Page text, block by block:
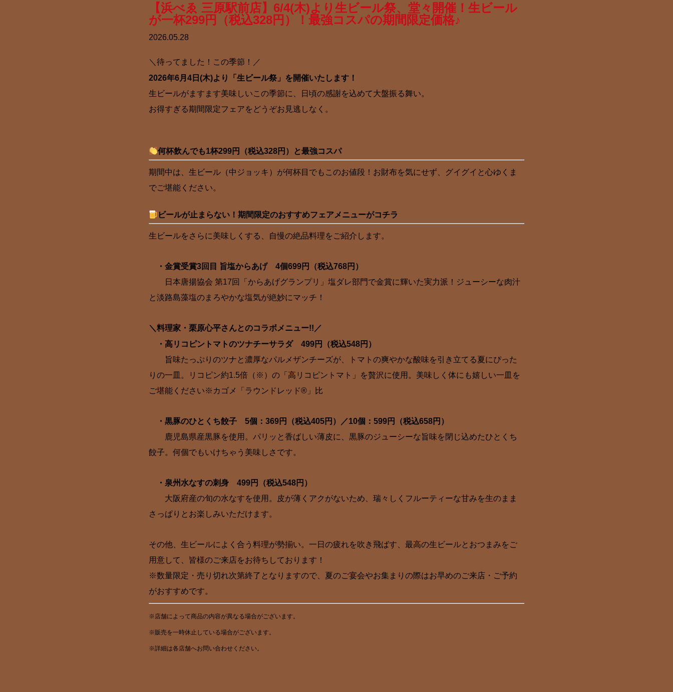
2026.05.28
【浜べゑ 三原駅前店】6/4(木)より生ビール祭、堂々開催！生ビール
が一杯299円（税込328円）！最強コスパの期間限定価格♪
＼待ってました！この季節！／
2026年6月4日(木)より「生ビール祭」を開催いたします！
生ビールがますます美味しいこの季節に、日頃の感謝を込めて大盤振る舞い。
お得すぎる期間限定フェアをどうぞお見逃しなく。
何杯飲んでも1杯299円（税込328円）と最強コスパ
期間中は、生ビール（中ジョッキ）が何杯目でもこのお値段！お財布を気にせず、グイグイと心ゆくま
でご堪能ください。
ビールが止まらない！期間限定のおすすめフェアメニューがコチラ
生ビールをさらに美味しくする、自慢の絶品料理をご紹介します。
・金賞受賞3回目 旨塩からあげ 4個699円（税込768円）
日本唐揚協会 第17回「からあげグランプリ」塩ダレ部門で金賞に輝いた実力派！ジューシーな肉汁
と淡路島藻塩のまろやかな塩気が絶妙にマッチ！
＼料理家・栗原心平さんとのコラボメニュー!!／
・高リコピントマトのツナチーサラダ 499円（税込548円）
旨味たっぷりのツナと濃厚なパルメザンチーズが、トマトの爽やかな酸味を引き立てる夏にぴった
りの一皿。リコピン約1.5倍（※）の「高リコピントマト」を贅沢に使用。美味しく体にも嬉しい一皿を
ご堪能ください※カゴメ「ラウンドレッド®」比
・黒豚のひとくち餃子 5個：369円（税込405円）／10個 ：599円（税込658円）
鹿児島県産黒豚を使用。パリッと香ばしい薄皮に、黒豚のジューシーな旨味を閉じ込めたひとくち
餃子。何個でもいけちゃう美味しさです。
・泉州水なすの刺身
499円（税込548円）
大阪府産の旬の水なすを使用。皮が薄くアクがないため、瑞々しくフルーティーな甘みを生のまま
さっぱりとお楽しみいただけます。
その他、生ビールによく合う料理が勢揃い。一日の疲れを吹き飛ばす、最高の生ビールとおつまみをご
用意して、皆様のご来店をお待ちしております！
※数量限定・売り切れ次第終了となりますので、夏のご宴会やお集まりの際はお早めのご来店・ご予約
がおすすめです。
※店舗によって商品の内容が異なる場合がございます。
※販売を一時休止している場合がございます。
※詳細は各店舗へお問い合わせください。